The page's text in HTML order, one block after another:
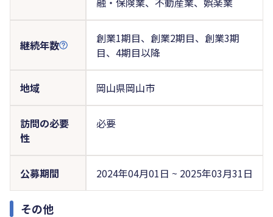
継続年数
創業1期目、創業2期目、創業3期
目、4期目以降
地域 岡山県岡山市
訪問の必要
性
必要
公募期間 2024年04月01日 ~ 2025年03月31日
その他